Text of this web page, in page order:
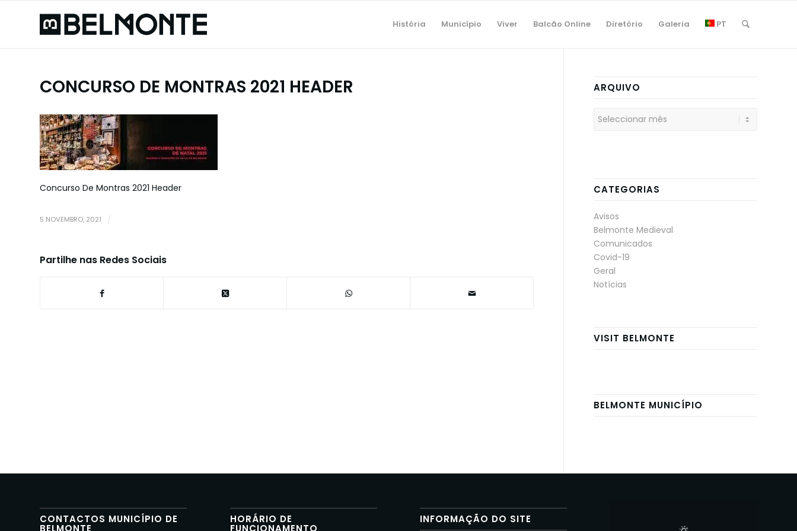
História Município Viver Balcão Online Diretório Galeria PT
CONCURSO DE MONTRAS 2021 HEADER
Concurso De Montras 2021 Header
5 NOVEMBRO, 2021 /
Partilhe nas Redes Sociais
ARQUIVO
CATEGORIAS
Avisos
Belmonte Medieval
Comunicados
Covid-19
Geral
Notícias
VISIT BELMONTE
BELMONTE MUNICÍPIO
CONTACTOS MUNICÍPIO DE
BELMONTE
HORÁRIO DE
FUNCIONAMENTO
INFORMAÇÃO DO SITE